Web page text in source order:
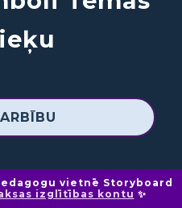
vietnē Storyboard
izglītības kontu ✨